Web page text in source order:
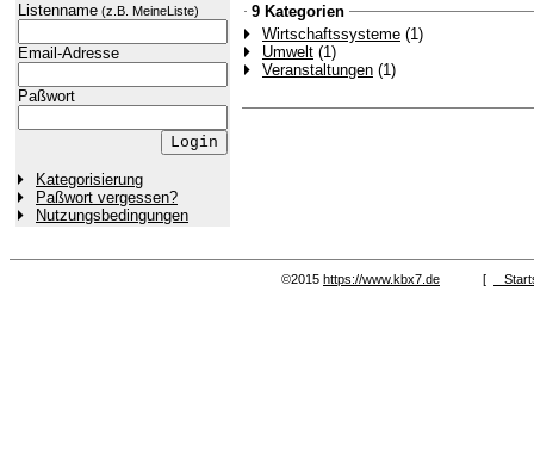
Listenname (z.B. MeineListe)
Email-Adresse
Paßwort
Kategorisierung
Paßwort vergessen?
Nutzungsbedingungen
9 Kategorien
Wirtschaftssysteme (1)
Umwelt (1)
Veranstaltungen (1)
©2015 https://www.kbx7.de [